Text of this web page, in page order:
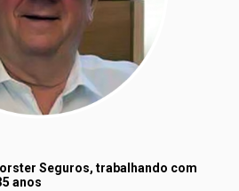
Seguros, trabalhando com
anos